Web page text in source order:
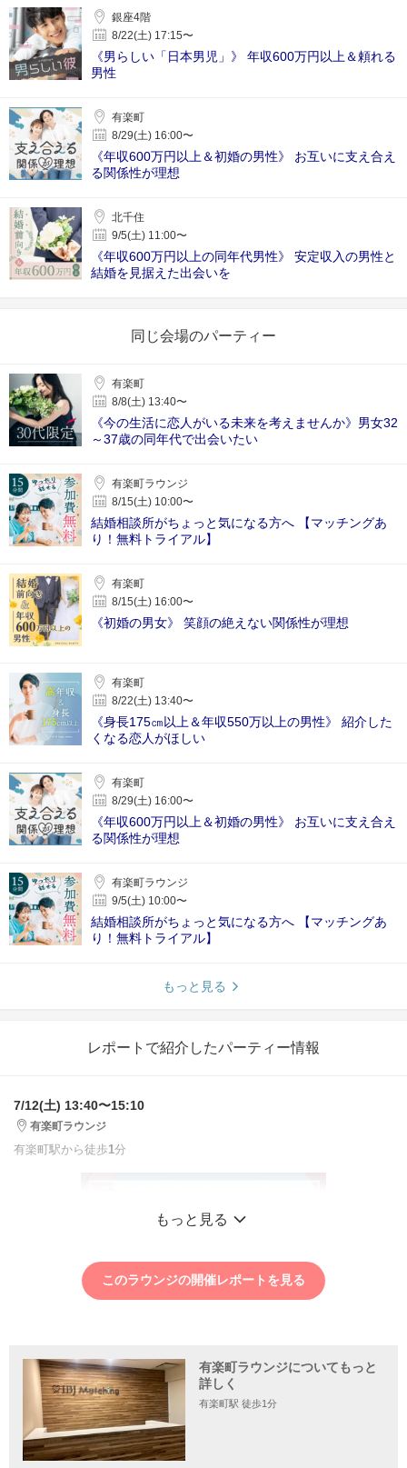
銀座4階
8/22(土) 17:15〜
《男らしい「日本男児」》 年収600万円以上＆頼れる
男性
有楽町
8/29(土) 16:00〜
《年収600万円以上＆初婚の男性》 お互いに支え合え
る関係性が理想
北千住
9/5(土) 11:00〜
《年収600万円以上の同年代男性》 安定収入の男性と
結婚を見据えた出会いを
同じ会場のパーティー
有楽町
8/8(土) 13:40〜
《今の生活に恋人がいる未来を考えませんか》男女32
～37歳の同年代で出会いたい
有楽町ラウンジ
8/15(土) 10:00〜
結婚相談所がちょっと気になる方へ 【マッチングあ
り！無料トライアル】
有楽町
8/15(土) 16:00〜
《初婚の男女》 笑顔の絶えない関係性が理想
有楽町
8/22(土) 13:40〜
《身長175㎝以上＆年収550万以上の男性》 紹介した
くなる恋人がほしい
有楽町
8/29(土) 16:00〜
《年収600万円以上＆初婚の男性》 お互いに支え合え
る関係性が理想
有楽町ラウンジ
9/5(土) 10:00〜
結婚相談所がちょっと気になる方へ 【マッチングあ
り！無料トライアル】
もっと見る
レポートで紹介したパーティー情報
7/12(土) 13:40〜15:10
有楽町ラウンジ
有楽町駅から徒歩1分
もっと見る
このラウンジの開催レポートを見る
有楽町ラウンジについてもっと
詳しく
有楽町駅 徒歩1分